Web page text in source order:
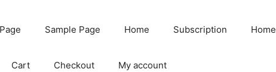
Sample Page Home Subscription Home
Cart Checkout My account